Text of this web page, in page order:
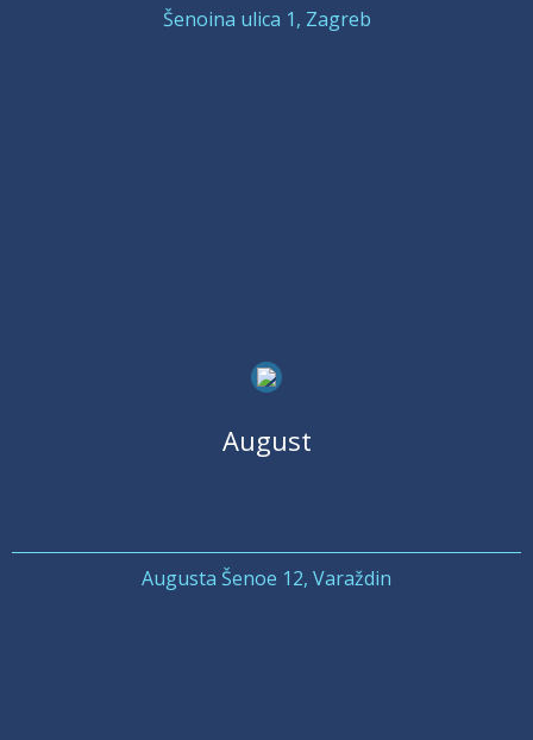
Šenoina ulica 1, Zagreb
August
Augusta Šenoe 12, Varaždin